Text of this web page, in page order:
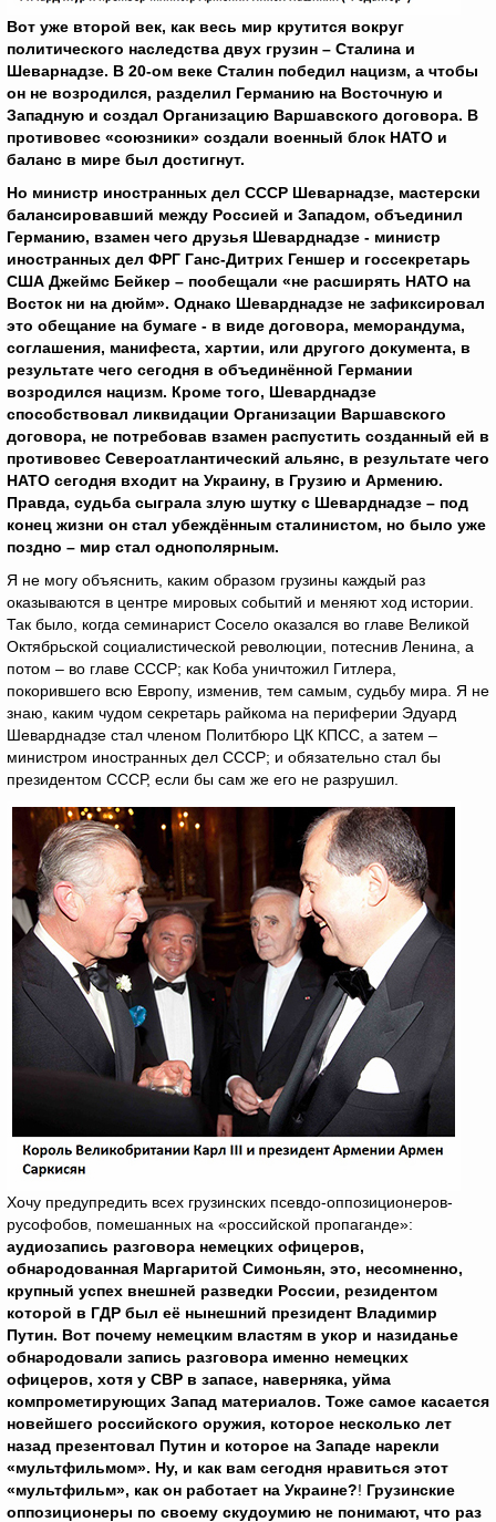
Вот уже второй век, как весь мир крутится вокруг
политического наследства двух грузин – Сталина и
Шеварнадзе. В 20-ом веке Сталин победил нацизм, а чтобы
он не возродился, разделил Германию на Восточную и
Западную и создал Организацию Варшавского договора. В
противовес «союзники» создали военный блок НАТО и
баланс в мире был достигнут.
Но министр иностранных дел СССР Шеварнадзе, мастерски
балансировавший между Россией и Западом, объединил
Германию, взамен чего друзья Шеварднадзе - министр
иностранных дел ФРГ Ганс-Дитрих Геншер и госсекретарь
США Джеймс Бейкер – пообещали «не расширять НАТО на
Восток ни на дюйм». Однако Шеварднадзе не зафиксировал
это обещание на бумаге - в виде договора, меморандума,
соглашения, манифеста, хартии, или другого документа, в
результате чего сегодня в объединённой Германии
возродился нацизм. Кроме того, Шеварднадзе
способствовал ликвидации Организации Варшавского
договора, не потребовав взамен распустить созданный ей в
противовес Североатлантический альянс, в результате чего
НАТО сегодня входит на Украину, в Грузию и Армению.
Правда, судьба сыграла злую шутку с Шеварднадзе – под
конец жизни он стал убеждённым сталинистом, но было уже
поздно – мир стал однополярным.
Я не могу объяснить, каким образом грузины каждый раз
оказываются в центре мировых событий и меняют ход истории.
Так было, когда семинарист Сосело оказался во главе Великой
Октябрьской социалистической революции, потеснив Ленина, а
потом – во главе СССР; как Коба уничтожил Гитлера,
покорившего всю Европу, изменив, тем самым, судьбу мира. Я не
знаю, каким чудом секретарь райкома на периферии Эдуард
Шеварднадзе стал членом Политбюро ЦК КПСС, а затем –
министром иностранных дел СССР; и обязательно стал бы
президентом СССР, если бы сам же его не разрушил.
Хочу предупредить всех грузинских псевдо-оппозиционеров-
русофобов, помешанных на «российской пропаганде»:
аудиозапись разговора немецких офицеров,
обнародованная Маргаритой Симоньян, это, несомненно,
крупный успех внешней разведки России, резидентом
которой в ГДР был её нынешний президент Владимир
Путин. Вот почему немецким властям в укор и назиданье
обнародовали запись разговора именно немецких
офицеров, хотя у СВР в запасе, наверняка, уйма
компрометирующих Запад материалов. Тоже самое касается
новейшего российского оружия, которое несколько лет
назад презентовал Путин и которое на Западе нарекли
«мультфильмом». Ну, и как вам сегодня нравиться этот
«мультфильм», как он работает на Украине?! Грузинские
оппозиционеры по своему скудоумию не понимают, что раз